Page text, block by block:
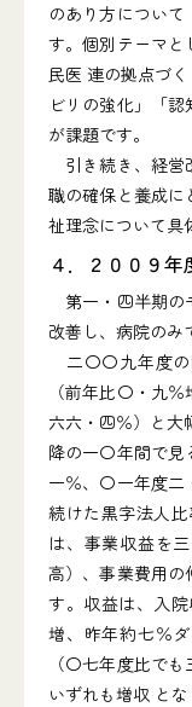
のあり方につい
す。個別テーマと
民医 連の拠点づ
ビリの強化」「認
が課題です。
引き続き、経営
職の確保と養成
祉理念について具
４．２００９
第一・四半期の
改善し、病院のみ
二〇〇九年度
（前年比〇・九
六六・四％）と大
降の一〇年間で見
一％、〇一年度
続けた黒字法人
は、事業収益を
高）、事業費用の
す。収益は、入
増、昨年約七％
（〇七年度比で
いずれも増収 と